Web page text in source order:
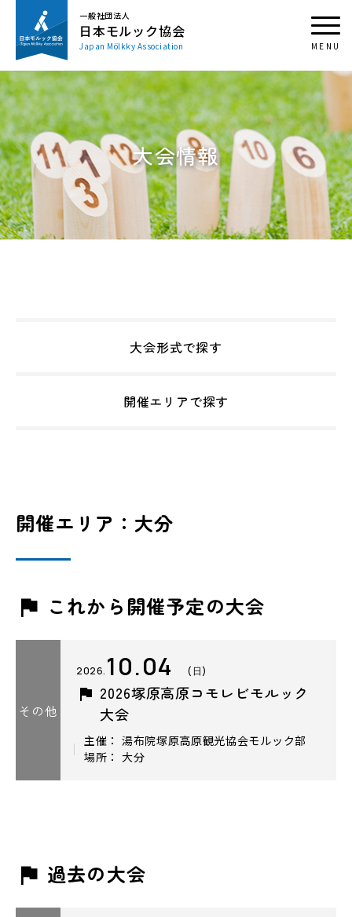
一般社団法人
日本モルック協会
Japan Mölkky Association
大会情報
大会形式で探す
開催エリアで探す
開催エリア：大分
これから開催予定の大会
その他
2026. 10.04 (日)
2026塚原高原コモレビモルック
大会
主催： 湯布院塚原高原観光協会モルック部
場所： 大分
過去の大会